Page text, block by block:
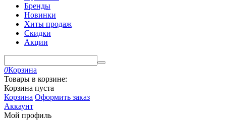
Бренды
Новинки
Хиты продаж
Скидки
Акции
0Корзина
Товары в корзине:
Корзина пуста
Корзина Оформить заказ
Аккаунт
Мой профиль